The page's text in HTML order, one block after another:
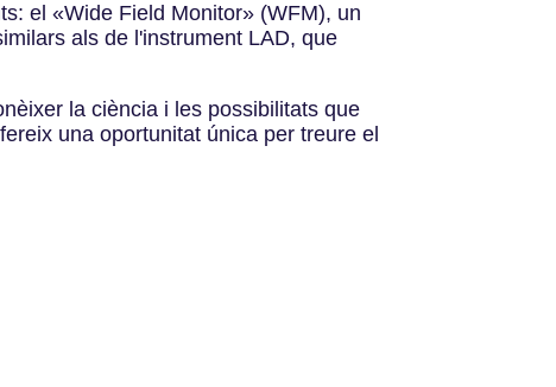
el «Wide Field Monitor» (WFM), un
als de l'instrument LAD, que
la ciència i les possibilitats que
una oportunitat única per treure el